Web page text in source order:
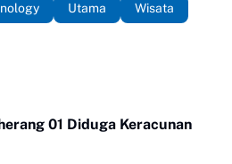
Utama Wisata
01 Diduga Keracunan